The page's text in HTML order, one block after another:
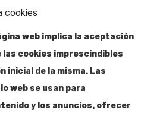
cookies
web implica la aceptación
las cookies imprescindibles
inicial de la misma. Las
web se usan para
y los anuncios, ofrecer